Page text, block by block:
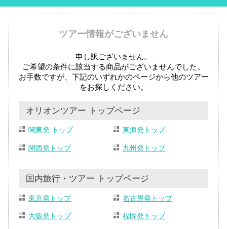
ツアー情報がございません
申し訳ございません。
ご希望の条件に該当する商品がございませんでした。
お手数ですが、下記のいずれかのページから他のツアー
をお探しください。
オリオンツアー トップページ
関東発 トップ 東海発トップ
関西発トップ 九州発トップ
国内旅行・ツアー トップページ
東京発トップ 名古屋発トップ
大阪発トップ 福岡発トップ